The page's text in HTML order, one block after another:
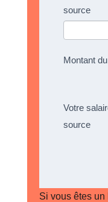
source
Montant
Votre
source
Si vous êtes